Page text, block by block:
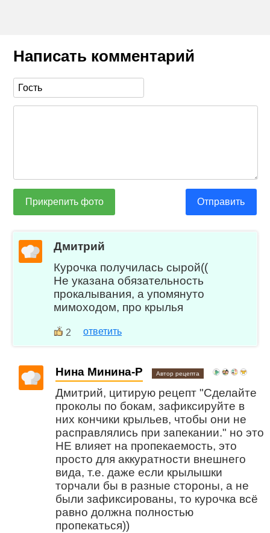
Написать комментарий
Прикрепить фото Отправить
Дмитрий
Курочка получилась сырой((
Не указана обязательность
прокалывания, а упомянуто
мимоходом, про крылья
2 ответить
Нина Минина-Р Автор рецепта
Дмитрий, цитирую рецепт "Сделайте
проколы по бокам, зафиксируйте в
них кончики крыльев, чтобы они не
расправлялись при запекании." но это
НЕ влияет на пропекаемость, это
просто для аккуратности внешнего
вида, т.е. даже если крылышки
торчали бы в разные стороны, а не
были зафиксированы, то курочка всё
равно должна полностью
пропекаться))